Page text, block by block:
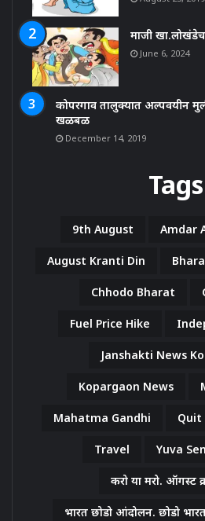
माजी
June 6, 2024
कोपरगाव तालुक्यात अल्पवयीन
खळबळ
December 14, 2019
Tags
9th August Amdar
August Kranti Din
Chhodo Bharat
Fuel Price Hike
Janshakti News
Kopargaon News
Mahatma Gandhi Quit
Travel Yuva
करो या मरो. ऑगस्ट
भारत छोडो आंदोलन. छोडो